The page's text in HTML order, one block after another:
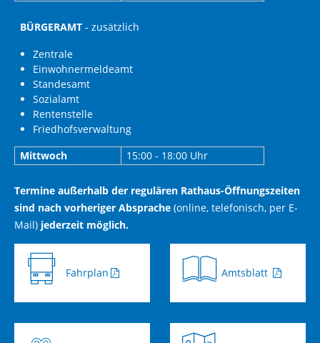
BÜRGERAMT - zusätzlich
Zentrale
Einwohnermeldeamt
Standesamt
Sozialamt
Rentenstelle
Friedhofsverwaltung
Mittwoch
15:00 - 18:00 Uhr
Termine außerhalb der regulären Rathaus-Öffnungszeiten
sind nach vorheriger Absprache (online, telefonisch, per E-
Mail) jederzeit möglich.
Fahrplan Amtsblatt